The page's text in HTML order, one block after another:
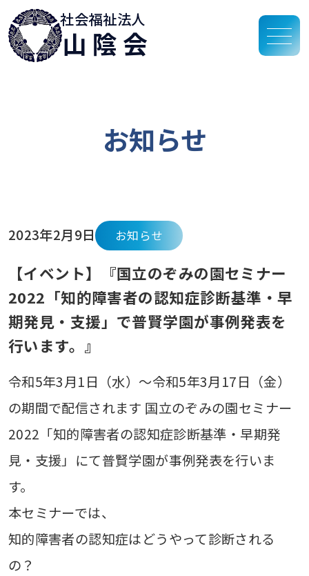
社会福祉法人
山陰会
お知らせ
2023年2月9日 お知らせ
【イベント】『国立のぞみの園セミナー
2022「知的障害者の認知症診断基準・早
期発見・支援」で普賢学園が事例発表を
行います。』
令和5年3月1日（水）～令和5年3月17日（金）
の期間で配信されます 国立のぞみの園セミナー
2022「知的障害者の認知症診断基準・早期発
見・支援」にて普賢学園が事例発表を行いま
す。
本セミナーでは、
知的障害者の認知症はどうやって診断される
の？